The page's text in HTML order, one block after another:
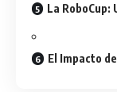
La RoboCup:
El Impacto